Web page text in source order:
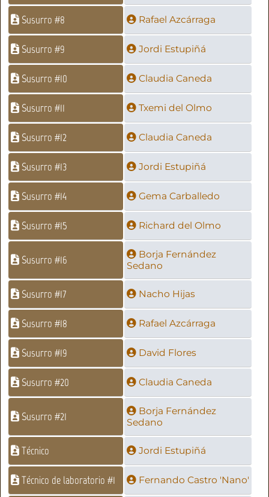
Susurro #8 Rafael Azcárraga
Susurro #9 Jordi Estupiñá
Susurro #10 Claudia Caneda
Susurro #11 Txemi del Olmo
Susurro #12 Claudia Caneda
Susurro #13 Jordi Estupiñá
Susurro #14 Gema Carballedo
Susurro #15 Richard del Olmo
Susurro #16
Borja Fernández
Sedano
Susurro #17 Nacho Hijas
Susurro #18 Rafael Azcárraga
Susurro #19 David Flores
Susurro #20 Claudia Caneda
Susurro #21
Borja Fernández
Sedano
Técnico Jordi Estupiñá
Técnico de laboratorio #1 Fernando Castro 'Nano'